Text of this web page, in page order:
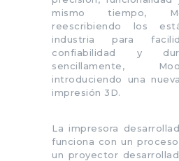
mismo tiempo,
reescribiendo los
industria para
confiabilidad y
sencillamente,
introduciendo una
impresión 3D.
La impresora
funciona con un
un proyector